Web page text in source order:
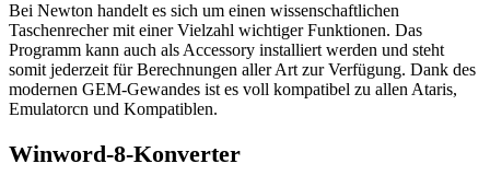
Bei Newton handelt es sich um einen wissenschaftlichen
Taschenrecher mit einer Vielzahl wichtiger Funktionen. Das
Programm kann auch als Accessory installiert werden und steht
somit jederzeit für Berechnungen aller Art zur Verfügung. Dank des
modernen GEM-Gewandes ist es voll kompatibel zu allen Ataris,
Emulatorcn und Kompatiblen.
Winword-8-Konverter